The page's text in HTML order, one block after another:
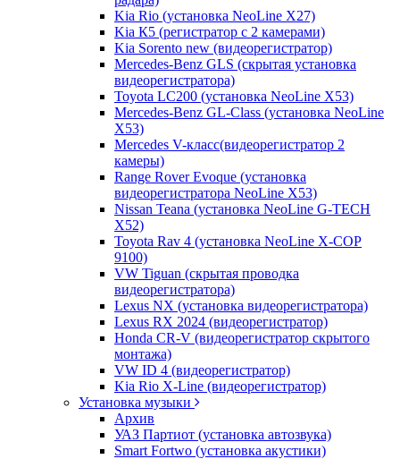
Kia Rio (установка NeoLine X27)
Kia К5 (регистратор с 2 камерами)
Kia Sorento new (видеорегистратор)
Mercedes-Benz GLS (скрытая установка
видеорегистратора)
Toyota LC200 (установка NeoLine X53)
Mercedes-Benz GL-Class (установка NeoLine
X53)
Mercedes V-класс(видеорегистратор 2
камеры)
Range Rover Evoque (установка
видеорегистратора NeoLine X53)
Nissan Teana (установка NeoLine G-TECH
X52)
Toyota Rav 4 (установка NeoLine X-COP
9100)
VW Tiguan (скрытая проводка
видеорегистратора)
Lexus NX (установка видеорегистратора)
Lexus RX 2024 (видеорегистратор)
Honda CR-V (видеорегистратор скрытого
монтажа)
VW ID 4 (видеорегистратор)
Kia Rio X-Line (видеорегистратор)
Установка музыки
Архив
УАЗ Партиот (установка автозвука)
Smart Fortwo (установка акустики)